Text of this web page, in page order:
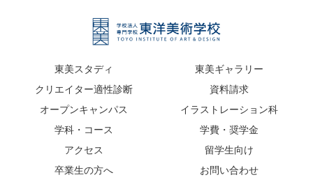
東美スタディ
東美ギャラリー
クリエイター適性診断
資料請求
オープンキャンパス
イラストレーション科
学科・コース
学費・奨学金
アクセス
留学生向け
卒業生の方へ
お問い合わせ